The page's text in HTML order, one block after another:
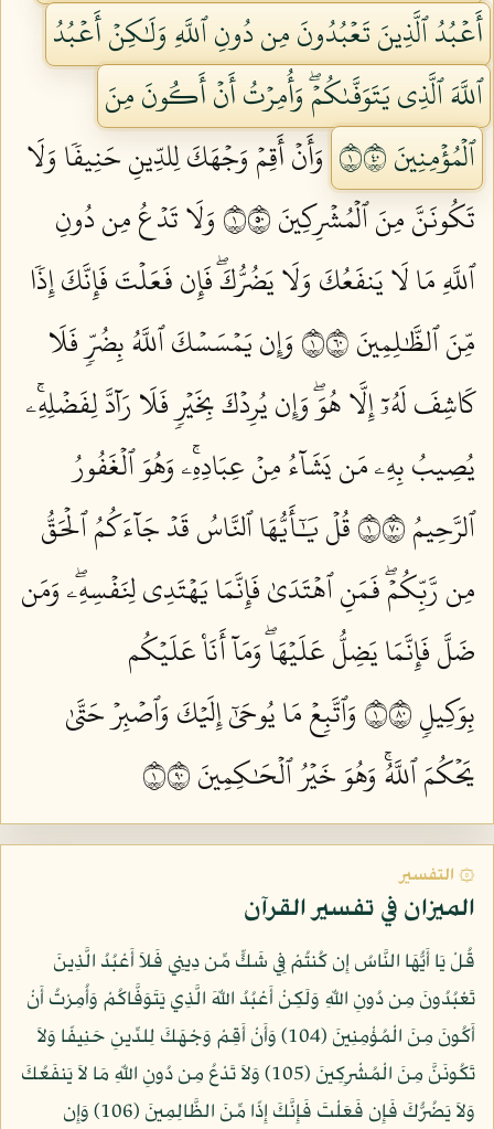
أَعۡبُدُ ٱلَّذِينَ تَعۡبُدُونَ مِن دُونِ ٱللَّهِ وَلَٰكِنۡ أَعۡبُدُ
ٱللَّهَ ٱلَّذِي يَتَوَفَّىٰكُمۡۖ وَأُمِرۡتُ أَنۡ أَكُونَ مِنَ
ٱلۡمُؤۡمِنِينَ ١٠٤
وَأَنۡ أَقِمۡ وَجۡهَكَ لِلدِّينِ حَنِيفٗا وَلَا
تَكُونَنَّ مِنَ ٱلۡمُشۡرِكِينَ ١٠٥
وَلَا تَدۡعُ مِن دُونِ
ٱللَّهِ مَا لَا يَنفَعُكَ وَلَا يَضُرُّكَۖ فَإِن فَعَلۡتَ فَإِنَّكَ إِذٗا
مِّنَ ٱلظَّٰلِمِينَ ١٠٦
وَإِن يَمۡسَسۡكَ ٱللَّهُ بِضُرّٖ فَلَا
كَاشِفَ لَهُۥٓ إِلَّا هُوَۖ وَإِن يُرِدۡكَ بِخَيۡرٖ فَلَا رَآدَّ لِفَضۡلِهِۦۚ
يُصِيبُ بِهِۦ مَن يَشَآءُ مِنۡ عِبَادِهِۦۚ وَهُوَ ٱلۡغَفُورُ
ٱلرَّحِيمُ ١٠٧
قُلۡ يَٰٓأَيُّهَا ٱلنَّاسُ قَدۡ جَآءَكُمُ ٱلۡحَقُّ
مِن رَّبِّكُمۡۖ فَمَنِ ٱهۡتَدَىٰ فَإِنَّمَا يَهۡتَدِي لِنَفۡسِهِۦۖ وَمَن
ضَلَّ فَإِنَّمَا يَضِلُّ عَلَيۡهَاۖ وَمَآ أَنَا۠ عَلَيۡكُم
بِوَكِيلٖ ١٠٨
وَٱتَّبِعۡ مَا يُوحَىٰٓ إِلَيۡكَ وَٱصۡبِرۡ حَتَّىٰ
يَحۡكُمَ ٱللَّهُۚ وَهُوَ خَيۡرُ ٱلۡحَٰكِمِينَ ١٠٩
۞ التفسير
الميزان في تفسير القرآن
قُلْ يَا أَيُّهَا النَّاسُ إِن كُنتُمْ فِي شَكٍّ مِّن دِينِي فَلاَ أَعْبُدُ الَّذِينَ
تَعْبُدُونَ مِن دُونِ اللّهِ وَلَكِنْ أَعْبُدُ اللّهَ الَّذِي يَتَوَفَّاكُمْ وَأُمِرْتُ أَنْ
أَكُونَ مِنَ الْمُؤْمِنِينَ (104) وَأَنْ أَقِمْ وَجْهَكَ لِلدِّينِ حَنِيفًا وَلاَ
تَكُونَنَّ مِنَ الْمُشْرِكِينَ (105) وَلاَ تَدْعُ مِن دُونِ اللّهِ مَا لاَ يَنفَعُكَ
وَلاَ يَضُرُّكَ فَإِن فَعَلْتَ فَإِنَّكَ إِذًا مِّنَ الظَّالِمِينَ (106) وَإِن